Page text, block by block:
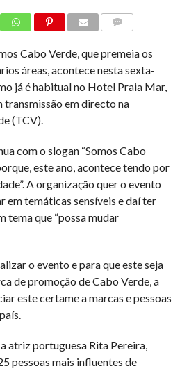
Cabo Verde, que premeia os
áreas, acontece nesta sexta-
já é habitual no Hotel Praia Mar,
transmissão em directo na
(TCV).
com o slogan “Somos Cabo
este ano, acontece tendo por
A organização quer o evento
em temáticas sensíveis e daí ter
tema que “possa mudar
o evento e para que este seja
de promoção de Cabo Verde, a
este certame a marcas e pessoas
atriz portuguesa Rita Pereira,
pessoas mais influentes de